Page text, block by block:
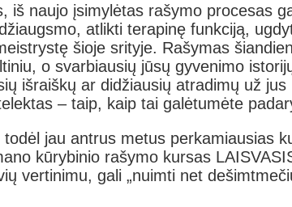
iš naujo įsimylėtas rašymo procesas
atlikti terapinę funkciją,
šioje srityje. Rašymas
o svarbiausių jūsų gyvenimo
išraiškų ar didžiausių atradimų už jus
– taip, kaip tai galėtumėte
jau antrus metus perkamiausias
kūrybinio rašymo kursas
vertinimu, gali „nuimti net